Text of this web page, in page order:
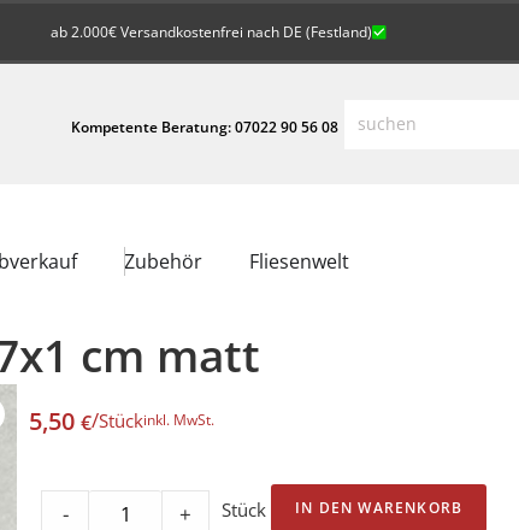
ab 2.000€ Versandkostenfrei nach DE (Festland)
Kompetente Beratung: 07022 90 56 08
Zubehör Fliesenwelt
cm matt
5,50 €/Stückinkl. MwSt.
- + Stück IN DEN WARENKORB